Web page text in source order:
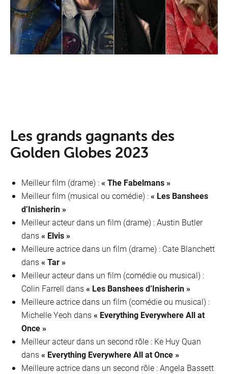
Les grands gagnants des
Golden Globes 2023
Meilleur film (drame) :« The Fabelmans »
Meilleur film (musical ou comédie) :« Les Banshees
d’Inisherin »
Meilleur acteur dans un film (drame) : Austin Butler
dans« Elvis »
Meilleure actrice dans un film (drame) : Cate Blanchett
dans« Tar »
Meilleur acteur dans un film (comédie ou musical) :
Colin Farrell dans« Les Banshees d’Inisherin »
Meilleure actrice dans un film (comédie ou musical) :
Michelle Yeoh dans« Everything Everywhere All at
Once »
Meilleur acteur dans un second rôle : Ke Huy Quan
dans« Everything Everywhere All at Once »
Meilleure actrice dans un second rôle : Angela Bassett